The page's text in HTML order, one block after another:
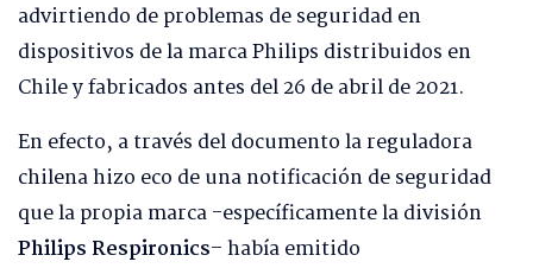
advirtiendo de problemas de seguridad en
dispositivos de la marca Philips distribuidos en
Chile y fabricados antes del 26 de abril de 2021.
En efecto, a través del documento la reguladora
chilena hizo eco de una notificación de seguridad
que la propia marca -específicamente la división
Philips Respironics– había emitido